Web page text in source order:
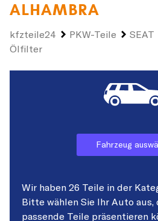
ALHAMBRA
kfzteile24 PKW-Teile SEAT
Ölfilter
Fahrzeug
Wir haben 26 Teile in der
Bitte wählen Sie Ihr Auto aus,
passende Teile präsentieren